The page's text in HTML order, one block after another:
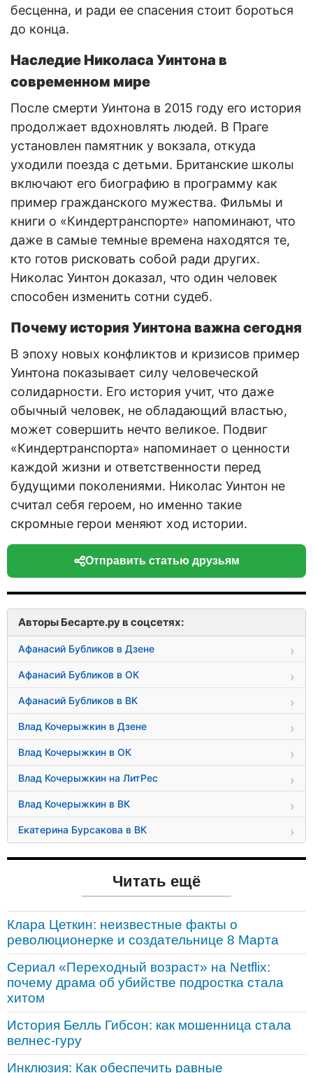
бесценна, и ради ее спасения стоит бороться
до конца.
Наследие Николаса Уинтона в
современном мире
После смерти Уинтона в 2015 году его история
продолжает вдохновлять людей. В Праге
установлен памятник у вокзала, откуда
уходили поезда с детьми. Британские школы
включают его биографию в программу как
пример гражданского мужества. Фильмы и
книги о «Киндертранспорте» напоминают, что
даже в самые темные времена находятся те,
кто готов рисковать собой ради других.
Николас Уинтон доказал, что один человек
способен изменить сотни судеб.
Почему история Уинтона важна сегодня
В эпоху новых конфликтов и кризисов пример
Уинтона показывает силу человеческой
солидарности. Его история учит, что даже
обычный человек, не обладающий властью,
может совершить нечто великое. Подвиг
«Киндертранспорта» напоминает о ценности
каждой жизни и ответственности перед
будущими поколениями. Николас Уинтон не
считал себя героем, но именно такие
скромные герои меняют ход истории.
Отправить статью друзьям
Авторы Бесарте.ру в соцсетях:
Афанасий Бубликов в Дзене
Афанасий Бубликов в ОК
Афанасий Бубликов в ВК
Влад Кочерыжкин в Дзене
Влад Кочерыжкин в ОК
Влад Кочерыжкин на ЛитРес
Влад Кочерыжкин в ВК
Екатерина Бурсакова в ВК
Читать ещё
Клара Цеткин: неизвестные факты о
революционерке и создательнице 8 Марта
Сериал «Переходный возраст» на Netflix:
почему драма об убийстве подростка стала
хитом
История Белль Гибсон: как мошенница стала
велнес-гуру
Инклюзия: Как обеспечить равные